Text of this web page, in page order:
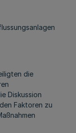
die
Diskussion
Faktoren zu